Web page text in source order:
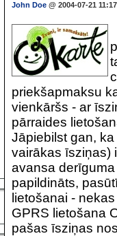
John Doe @ 2004-07-21 11:17
priekšapmaksu
vienkāršs - ar
pārraides
Jāpiebilst gan,
vairākas īsziņas)
avansa
papildināts,
lietošanai -
GPRS lietošana
pašas īsziņas